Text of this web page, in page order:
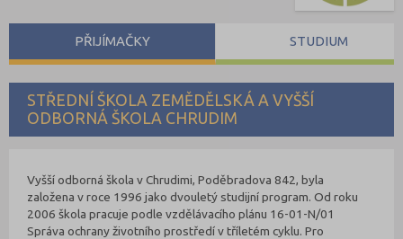
STŘEDNÍ ŠKOLA ZEMĚDĚLSKÁ A VYŠŠÍ
ODBORNÁ ŠKOLA CHRUDIM
Vyšší odborná škola v Chrudimi, Poděbradova 842, byla
založena v roce 1996 jako dvouletý studijní program. Od roku
2006 škola pracuje podle vzdělávacího plánu 16-01-N/01
Správa ochrany životního prostředí v tříletém cyklu. Pro
PŘIJÍMAČKY STUDIUM